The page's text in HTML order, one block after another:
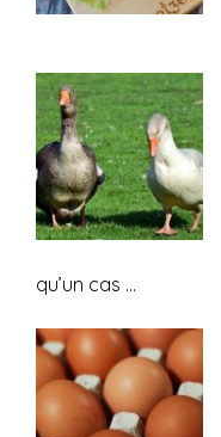
qu’un cas ...